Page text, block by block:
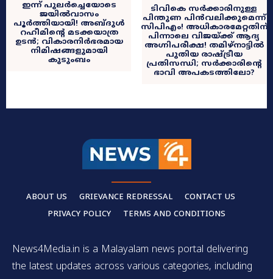
ഇന്ന് പുലർച്ചെയോടെ
ജയിൽവാസം
പൂർത്തിയായി! അബ്ദുൾ
റഹീമിന്റെ മടക്കയാത്ര
ഉടൻ; വികാരനിർഭരമായ
നിമിഷങ്ങളുമായി
കുടുംബം
ടിവികെ സർക്കാരിനുള്ള
പിന്തുണ പിൻവലിക്കുമെന്ന്
സിപിഎം! അധികാരമേറ്റതിന്
പിന്നാലെ വിജയ്‌ക്ക് ആദ്യ
അഗ്നിപരീക്ഷ! തമിഴ്‌നാട്ടിൽ
പുതിയ രാഷ്ട്രീയ
പ്രതിസന്ധി; സർക്കാരിന്റെ
ഭാവി അപകടത്തിലോ?
ABOUT US GRIEVANCE REDRESSAL
CONTACT US
PRIVACY POLICY
TERMS AND CONDITIONS
News4Media.in is a Malayalam news portal delivering
the latest updates across various categories, including